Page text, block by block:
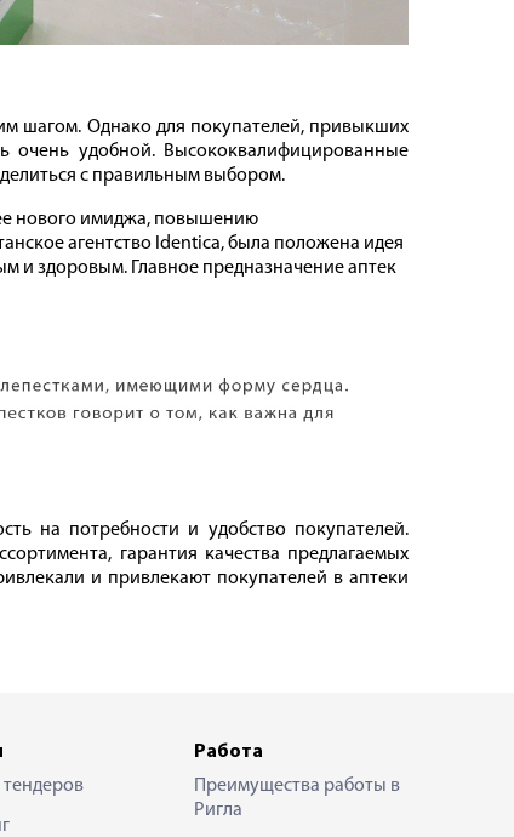
шагом. Однако для покупателей, привыкших
очень удобной. Высококвалифицированные
с правильным выбором.
нового имиджа, повышению
агентство Identica, была положена идея
и здоровым. Главное предназначение аптек
на потребности и удобство покупателей.
гарантия качества предлагаемых
и привлекают покупателей в аптеки
Работа
Преимущества работы в
Ригла